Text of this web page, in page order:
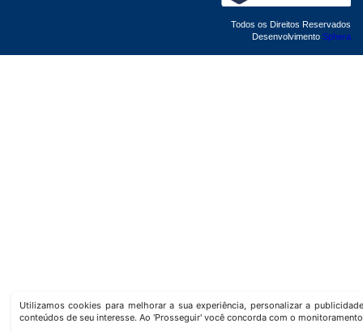
Utilizamos cookies para melhorar a sua experiência, personalizar a
conteúdos de seu interesse. Ao 'Prosseguir' você concorda com o
Todos os Direitos Reservados
Desenvolvimento Sphera